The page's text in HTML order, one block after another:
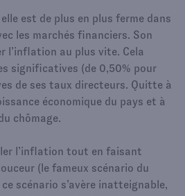
est de plus en plus ferme dans
les marchés financiers. Son
l’inflation au plus vite. Cela
significatives (de 0,50% pour
de ses taux directeurs. Quitte à
économique du pays et à
chômage.
l’inflation tout en faisant
(le fameux scénario du
scénario s’avère inatteignable,